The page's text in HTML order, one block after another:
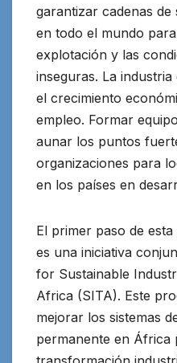
garantizar cadenas de
en todo el mundo
explotación y las
inseguras. La
el crecimiento
empleo. Formar
aunar los puntos
organizaciones para
en los países en
El primer paso de
es una iniciativa
for Sustainable
Africa (SITA). Este
mejorar los sistemas
permanente en África